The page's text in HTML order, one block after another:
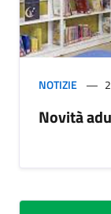
NOTIZIE
Novità